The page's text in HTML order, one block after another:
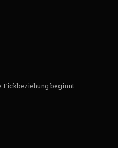
Fickbeziehung beginnt